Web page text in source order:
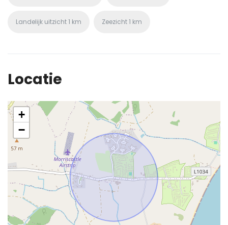
Landelijk uitzicht1 km Zeezicht1 km
Locatie
+
−